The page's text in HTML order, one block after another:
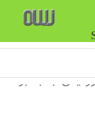
/جعبه برد